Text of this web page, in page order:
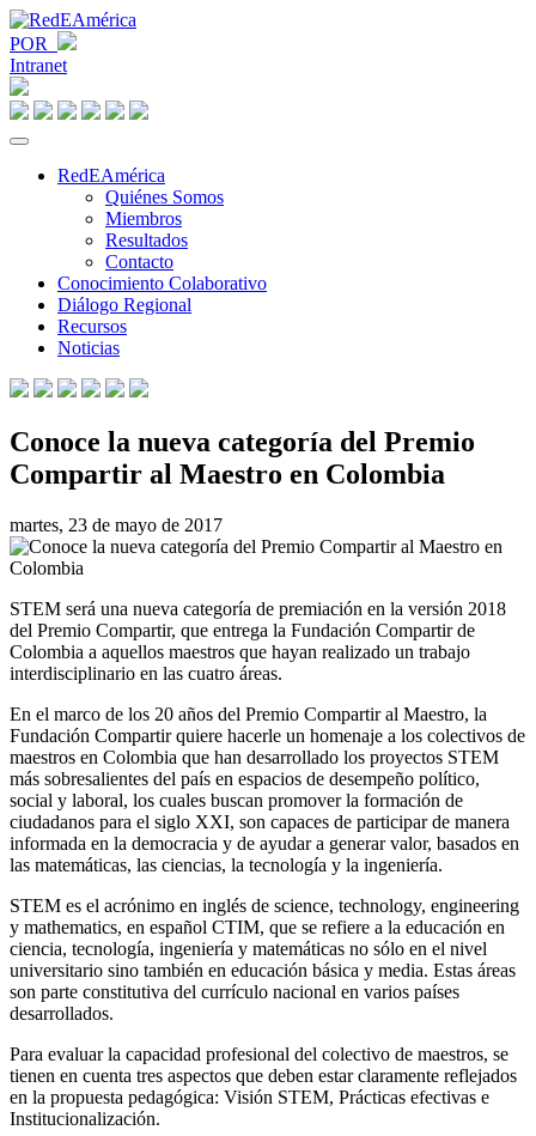
POR
Intranet
RedEAmérica
Quiénes Somos
Miembros
Resultados
Contacto
Conocimiento Colaborativo
Diálogo Regional
Recursos
Noticias
Conoce la nueva categoría del Premio
Compartir al Maestro en Colombia
martes, 23 de mayo de 2017
STEM será una nueva categoría de premiación en la versión 2018
del Premio Compartir, que entrega la Fundación Compartir de
Colombia a aquellos maestros que hayan realizado un trabajo
interdisciplinario en las cuatro áreas.
En el marco de los 20 años del Premio Compartir al Maestro, la
Fundación Compartir quiere hacerle un homenaje a los colectivos de
maestros en Colombia que han desarrollado los proyectos STEM
más sobresalientes del país en espacios de desempeño político,
social y laboral, los cuales buscan promover la formación de
ciudadanos para el siglo XXI, son capaces de participar de manera
informada en la democracia y de ayudar a generar valor, basados en
las matemáticas, las ciencias, la tecnología y la ingeniería.
STEM es el acrónimo en inglés de science, technology, engineering
y mathematics, en español CTIM, que se refiere a la educación en
ciencia, tecnología, ingeniería y matemáticas no sólo en el nivel
universitario sino también en educación básica y media. Estas áreas
son parte constitutiva del currículo nacional en varios países
desarrollados.
Para evaluar la capacidad profesional del colectivo de maestros, se
tienen en cuenta tres aspectos que deben estar claramente reflejados
en la propuesta pedagógica: Visión STEM, Prácticas efectivas e
Institucionalización.